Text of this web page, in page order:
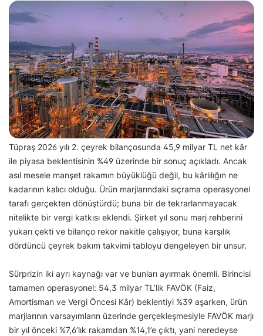
Tüpraş 2026 yılı 2. çeyrek bilançosunda 45,9 milyar TL net kâr
ile piyasa beklentisinin %49 üzerinde bir sonuç açıkladı. Ancak
asıl mesele manşet rakamın büyüklüğü değil, bu kârlılığın ne
kadarının kalıcı olduğu. Ürün marjlarındaki sıçrama operasyonel
tarafı gerçekten dönüştürdü; buna bir de tekrarlanmayacak
nitelikte bir vergi katkısı eklendi. Şirket yıl sonu marj rehberini
yukarı çekti ve bilanço rekor nakitle çalışıyor, buna karşılık
dördüncü çeyrek bakım takvimi tabloyu dengeleyen bir unsur.
Sürprizin iki ayrı kaynağı var ve bunları ayırmak önemli. Birincisi
tamamen operasyonel: 54,3 milyar TL’lik FAVÖK (Faiz,
Amortisman ve Vergi Öncesi Kâr) beklentiyi %39 aşarken, ürün
marjlarının varsayımların üzerinde gerçekleşmesiyle FAVÖK marjı
bir yıl önceki %7,6’lık rakamdan %14,1’e çıktı, yani neredeyse